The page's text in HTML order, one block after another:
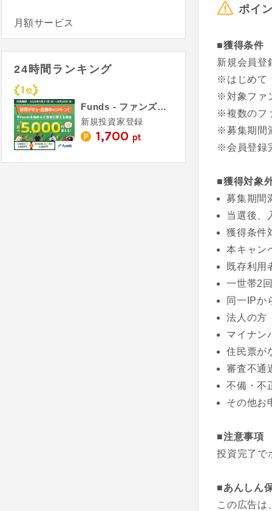
ポイ
■獲得条件
新規会員登
※はじめて
※対象ファ
※複数のフ
※募集期間
※会員登録
■獲得対象
募集期間
当選後、
獲得条件
本キャン
既存利用
一世帯2
同一IPか
法人の方
マイナン
住民票が
審査不通
不備・不
その他お
■注意事項
投資完了で
■あんしん
この広告は
月額サービス
24時間ランキング
Funds - ファンズ（投資家登録完了）
新規投資家登録
1,700 pt